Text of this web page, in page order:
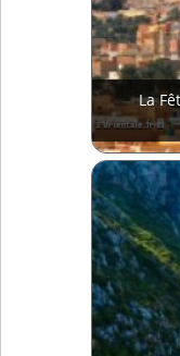
La